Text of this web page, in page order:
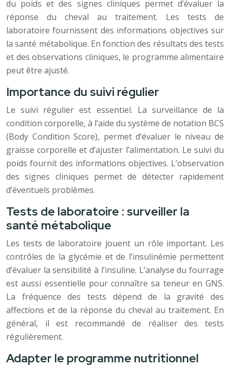
du poids et des signes cliniques permet d’évaluer la
réponse du cheval au traitement. Les tests de
laboratoire fournissent des informations objectives sur
la santé métabolique. En fonction des résultats des tests
et des observations cliniques, le programme alimentaire
peut être ajusté.
Importance du suivi régulier
Le suivi régulier est essentiel. La surveillance de la
condition corporelle, à l’aide du système de notation BCS
(Body Condition Score), permet d’évaluer le niveau de
graisse corporelle et d’ajuster l’alimentation. Le suivi du
poids fournit des informations objectives. L’observation
des signes cliniques permet de détecter rapidement
d’éventuels problèmes.
Tests de laboratoire : surveiller la
santé métabolique
Les tests de laboratoire jouent un rôle important. Les
contrôles de la glycémie et de l’insulinémie permettent
d’évaluer la sensibilité à l’insuline. L’analyse du fourrage
est aussi essentielle pour connaître sa teneur en GNS.
La fréquence des tests dépend de la gravité des
affections et de la réponse du cheval au traitement. En
général, il est recommandé de réaliser des tests
régulièrement.
Adapter le programme nutritionnel